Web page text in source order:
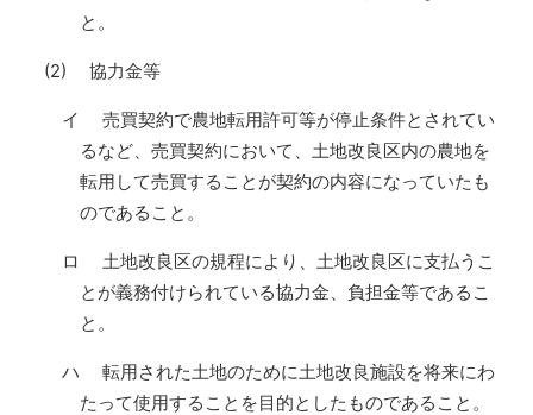
と。
(2) 協力金等
イ 売買契約で農地転用許可等が停止条件とされてい
るなど、売買契約において、土地改良区内の農地を
転用して売買することが契約の内容になっていたも
のであること。
ロ 土地改良区の規程により、土地改良区に支払うこ
とが義務付けられている協力金、負担金等であるこ
と。
ハ 転用された土地のために土地改良施設を将来にわ
たって使用することを目的としたものであること。